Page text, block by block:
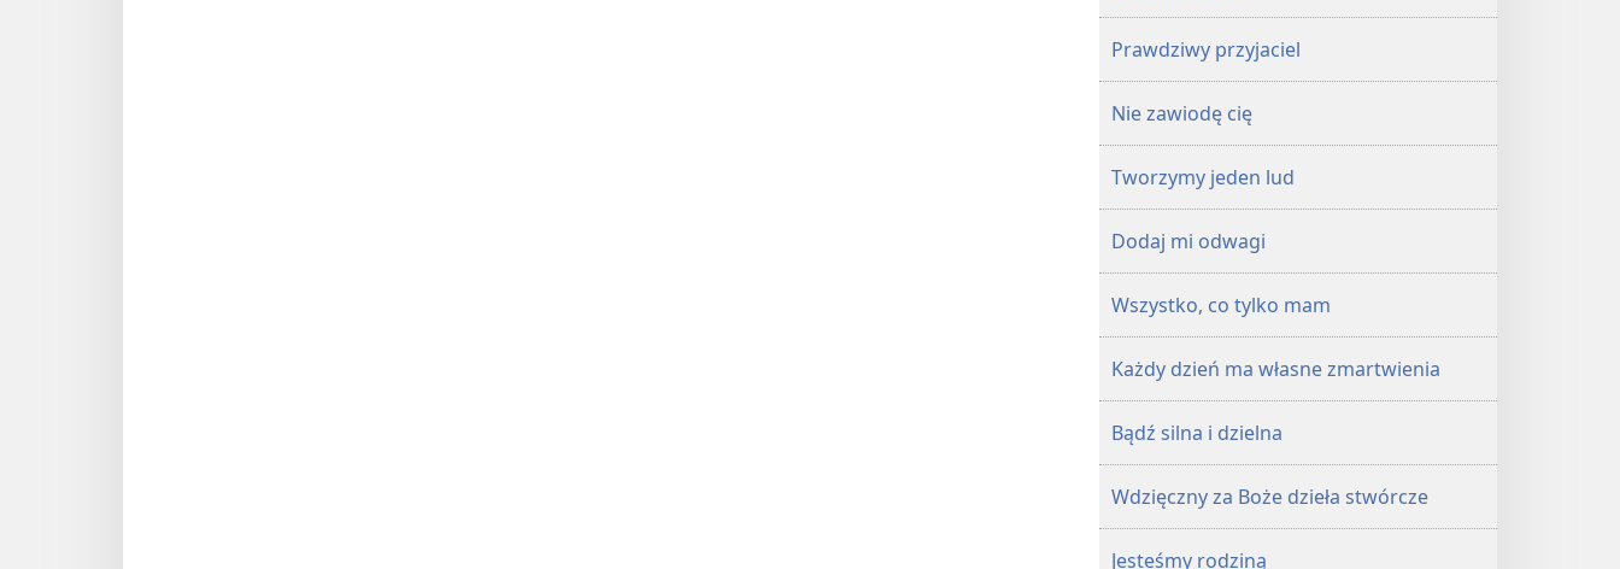
Prawdziwy przyjaciel
Nie zawiodę cię
Tworzymy jeden lud
Dodaj mi odwagi
Wszystko, co tylko mam
Każdy dzień ma własne zmartwienia
Bądź silna i dzielna
Wdzięczny za Boże dzieła stwórcze
Jesteśmy rodziną